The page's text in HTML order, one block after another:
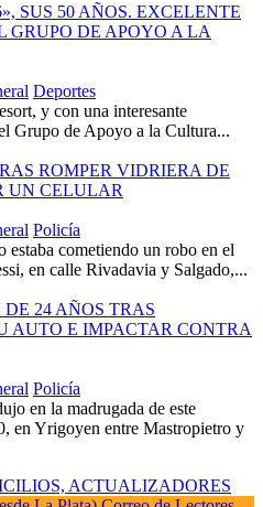
SUS 50 AÑOS. EXCELENTE
GRUPO DE APOYO A LA
Deportes
y con una interesante
Grupo de Apoyo a la Cultura...
ROMPER VIDRIERA DE
UN CELULAR
Policía
estaba cometiendo un robo en el
en calle Rivadavia y Salgado,...
24 AÑOS TRAS
AUTO E IMPACTAR CONTRA
Policía
en la madrugada de este
en Yrigoyen entre Mastropietro y